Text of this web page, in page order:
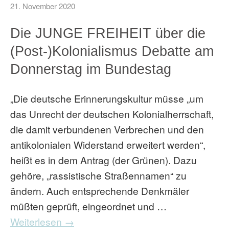
21. November 2020
Die JUNGE FREIHEIT über die
(Post-)Kolonialismus Debatte am
Donnerstag im Bundestag
„Die deutsche Erinnerungskultur müsse „um
das Unrecht der deutschen Kolonialherrschaft,
die damit verbundenen Verbrechen und den
antikolonialen Widerstand erweitert werden“,
heißt es in dem Antrag (der Grünen). Dazu
gehöre, „rassistische Straßennamen“ zu
ändern. Auch entsprechende Denkmäler
müßten geprüft, eingeordnet und …
Weiterlesen →